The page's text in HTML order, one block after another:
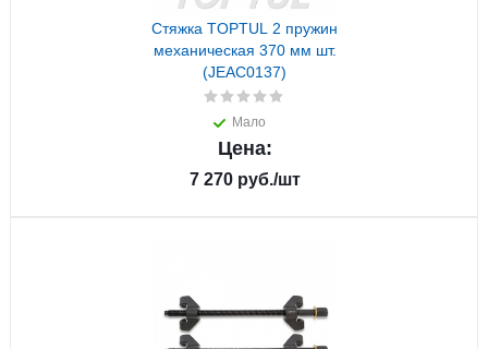
Стяжка TOPTUL 2 пружин
механическая 370 мм шт.
(JEAC0137)
Мало
Цена:
7 270руб./шт